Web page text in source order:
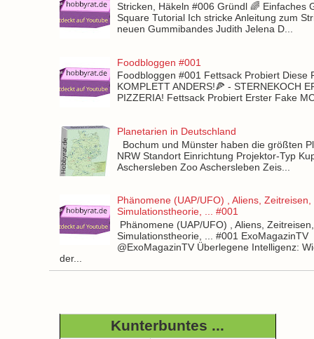
Stricken, Häkeln #006 Gründl 🌈 Einfaches
Square Tutorial Ich stricke Anleitung zum
neuen Gummibandes Judith Jelena D...
Foodbloggen #001
Foodbloggen #001 Fettsack Probiert Diese
KOMPLETT ANDERS!🍕 - STERNEKOCH
PIZZERIA! Fettsack Probiert Erster Fake
Planetarien in Deutschland
Bochum und Münster haben die größten
NRW Standort Einrichtung Projektor-Typ
Aschersleben Zoo Aschersleben Zeis...
Phänomene (UAP/UFO) , Aliens, Zeitreisen,
Simulationstheorie, ... #001
Phänomene (UAP/UFO) , Aliens, Zeitreisen,
Simulationstheorie, ... #001 ExoMagazinTV
@ExoMagazinTV Überlegene Intelligenz:
der...
Kunterbuntes ...